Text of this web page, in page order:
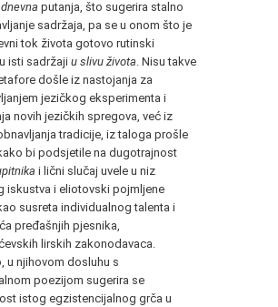
dnevna putanja, što sugerira stalno
sadržaja, pa se u onom što je
tok života gotovo rutinski
isti sadržaji u slivu života . Nisu takve
došle iz nastojanja za
jezičkog eksperimenta i
novih jezičkih spregova, već iz
tradicije, iz taloga prošle
bi podsjetile na dugotrajnost
i lični slučaj uvele u niz
iskustva i eliotovski pojmljene
susreta individualnog talenta i
pređašnjih pjesnika,
lirskih zakonodavaca.
u njihovom dosluhu s
poezijom sugerira se
istog egzistencijalnog grča u